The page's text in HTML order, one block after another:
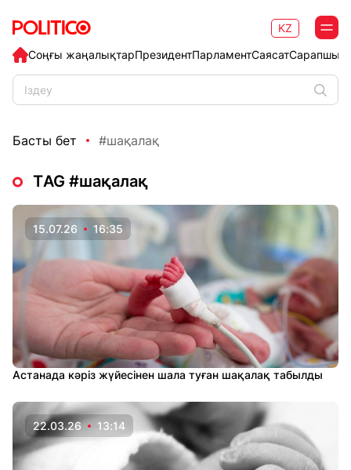
Соңғы жаңалықтарПрезидентПарламентСаясат
KZ
Басты бет #шақалақ
ТAG #шақалақ
15.07.26 16:35
Астанада кәріз жүйесінен шала туған шақалақ табылды
22.03.26 13:14